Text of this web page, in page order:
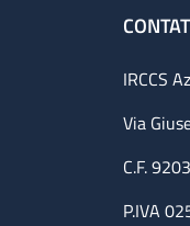
IRCCS
Via
C.F.
P.IVA